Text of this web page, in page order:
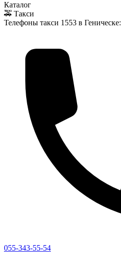
Каталог
🚕 Такси
Телефоны такси 1553 в Геническе:
055-343-55-54